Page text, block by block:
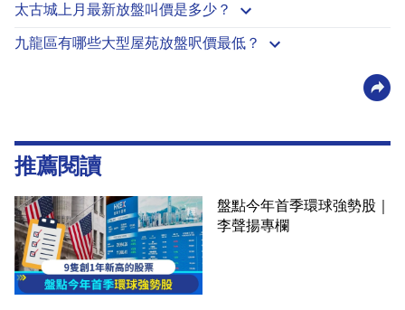
太古城上月最新放盤叫價是多少？
九龍區有哪些大型屋苑放盤呎價最低？
推薦閱讀
盤點今年首季環球強勢股｜
李聲揚專欄